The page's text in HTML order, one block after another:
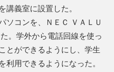
講義室に設置した。
ソコンを、ＮＥＣ ＶＡＬＵ
。学外から電話回線を使っ
とができるようにし、学生
利用できるようになった。